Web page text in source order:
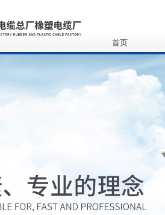
首页